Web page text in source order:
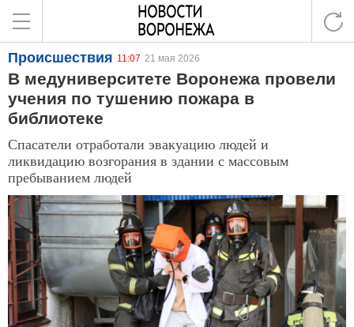
Происшествия 11:07 21 мая 2026
В медуниверситете Воронежа провели
учения по тушению пожара в
библиотеке
Спасатели отработали эвакуацию людей и
ликвидацию возгорания в здании с массовым
пребыванием людей